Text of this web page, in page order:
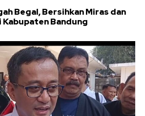
Begal, Bersihkan Miras dan
Bandung